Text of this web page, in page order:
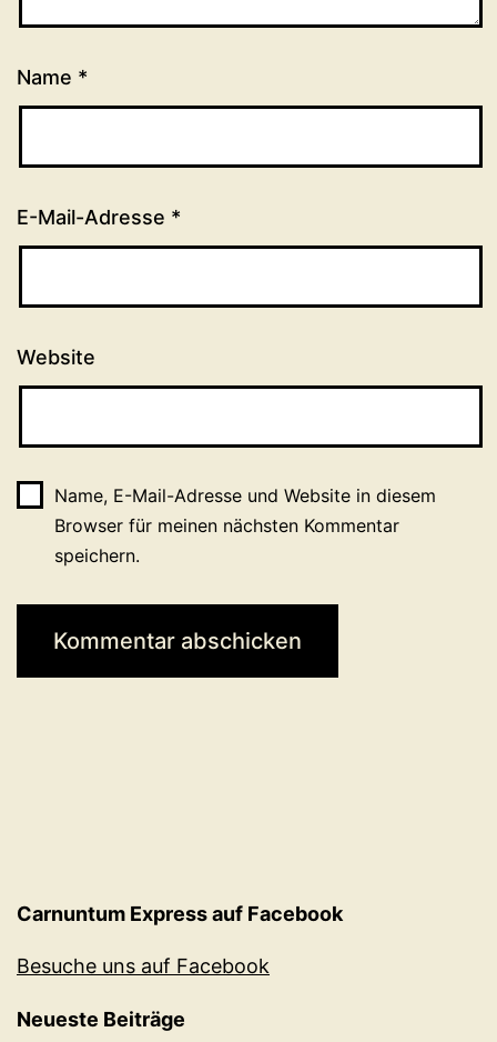
Name *
E-Mail-Adresse *
Website
Name, E-Mail-Adresse und Website in diesem
Browser für meinen nächsten Kommentar
speichern.
Carnuntum Express auf Facebook
Besuche uns auf Facebook
Neueste Beiträge